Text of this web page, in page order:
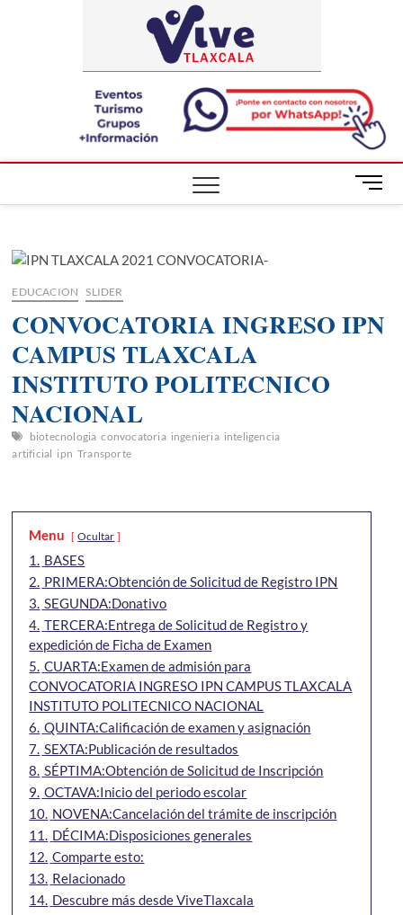
B
o
m
EDUCACION SLIDER
CONVOCATORIA INGRESO IPN
CAMPUS TLAXCALA
INSTITUTO POLITECNICO
NACIONAL
biotecnologia convocatoria ingenieria inteligencia
artificial ipn Transporte
Menu Ocultar
1. BASES
2. PRIMERA:Obtención de Solicitud de Registro IPN
3. SEGUNDA:Donativo
4. TERCERA:Entrega de Solicitud de Registro y
expedición de Ficha de Examen
5. CUARTA:Examen de admisión para
CONVOCATORIA INGRESO IPN CAMPUS TLAXCALA
INSTITUTO POLITECNICO NACIONAL
6. QUINTA:Calificación de examen y asignación
7. SEXTA:Publicación de resultados
8. SÉPTIMA:Obtención de Solicitud de Inscripción
9. OCTAVA:Inicio del periodo escolar
10. NOVENA:Cancelación del trámite de inscripción
11. DÉCIMA:Disposiciones generales
12. Comparte esto:
13. Relacionado
14. Descubre más desde ViveTlaxcala